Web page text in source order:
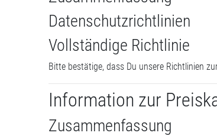
Datenschutzrichtlinien
Vollständige Richtlinie
Bitte bestätige, dass Du unsere Richtlinien
Information zur
Zusammenfassung